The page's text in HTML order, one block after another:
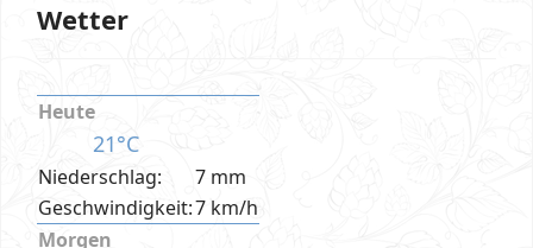
Wetter
Heute
21°C
Niederschlag:
7 mm
Geschwindigkeit:7 km/h
Morgen